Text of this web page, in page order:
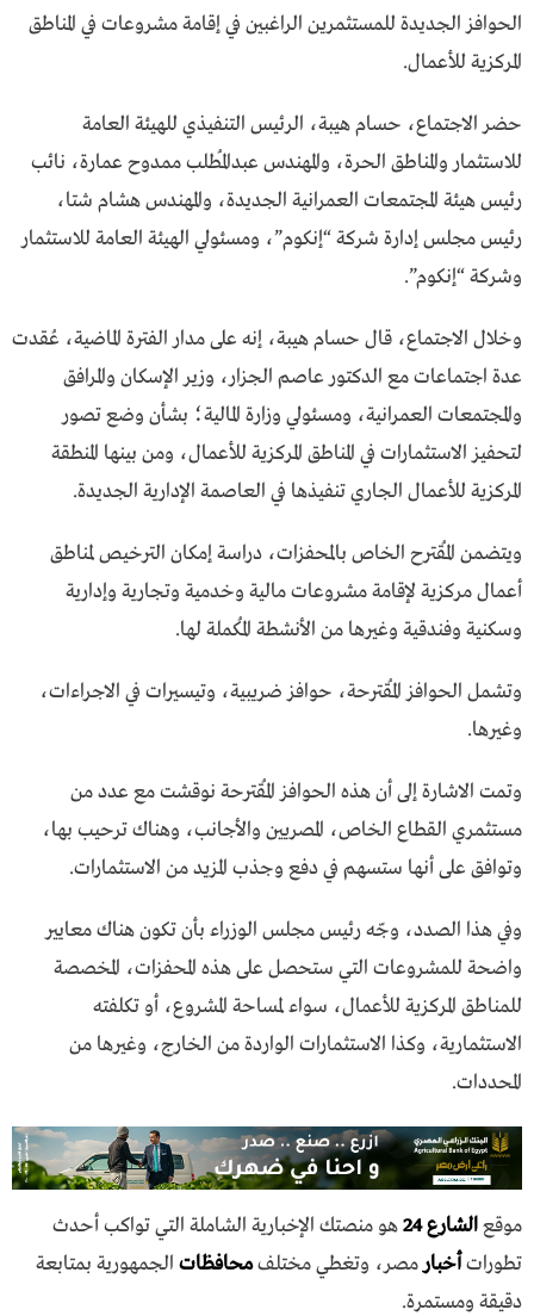
الحوافز الجديدة للمستثمرين الراغبين في إقامة مشروعات في المناطق
المركزية للأعمال.
حضر الاجتماع، حسام هيبة، الرئيس التنفيذي للهيئة العامة
للاستثمار والمناطق الحرة، والمهندس عبدالمُطلب ممدوح عمارة، نائب
رئيس هيئة المجتمعات العمرانية الجديدة، والمهندس هشام شتا،
رئيس مجلس إدارة شركة “إنكوم”، ومسئولي الهيئة العامة للاستثمار
وشركة “إنكوم”.
وخلال الاجتماع، قال حسام هيبة، إنه على مدار الفترة الماضية، عُقدت
عدة اجتماعات مع الدكتور عاصم الجزار، وزير الإسكان والمرافق
والمجتمعات العمرانية، ومسئولي وزارة المالية؛ بشأن وضع تصور
لتحفيز الاستثمارات في المناطق المركزية للأعمال، ومن بينها المنطقة
المركزية للأعمال الجاري تنفيذها في العاصمة الإدارية الجديدة.
ويتضمن المُقترح الخاص بالمحفزات، دراسة إمكان الترخيص لمناطق
أعمال مركزية لإقامة مشروعات مالية وخدمية وتجارية وإدارية
وسكنية وفندقية وغيرها من الأنشطة المُكملة لها.
وتشمل الحوافز المُقترحة، حوافز ضريبية، وتيسيرات في الاجراءات،
وغيرها.
وتمت الاشارة إلى أن هذه الحوافز المُقترحة نوقشت مع عدد من
مستثمري القطاع الخاص، المصريين والأجانب، وهناك ترحيب بها،
وتوافق على أنها ستسهم في دفع وجذب المزيد من الاستثمارات.
وفي هذا الصدد، وجّه رئيس مجلس الوزراء بأن تكون هناك معايير
واضحة للمشروعات التي ستحصل على هذه المحفزات، المخصصة
للمناطق المركزية للأعمال، سواء لمساحة المشروع، أو تكلفته
الاستثمارية، وكذا الاستثمارات الواردة من الخارج، وغيرها من
المحددات.
موقعالشارع 24
هو منصتك الإخبارية الشاملة التي تواكب أحدث
تطوراتأخبار مصر، وتغطي مختلفمحافظات الجمهورية بمتابعة
دقيقة ومستمرة.